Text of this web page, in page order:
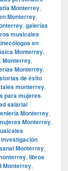
Monterrey,
Monterrey,
, galerías
musicales
en
Monterrey,
Monterrey,
Monterrey,
de éxito
monterrey,
para mujeres
salarial
Monterrey,
Monterrey,
investigación
Monterrey,
, libros
Monterrey,